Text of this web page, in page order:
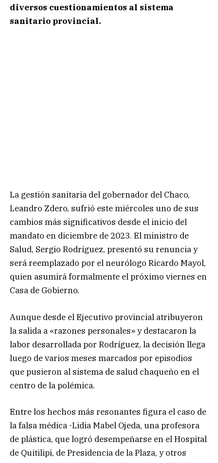
diversos cuestionamientos al sistema
sanitario provincial.
La gestión sanitaria del gobernador del Chaco,
Leandro Zdero, sufrió este miércoles uno de sus
cambios más significativos desde el inicio del
mandato en diciembre de 2023. El ministro de
Salud, Sergio Rodríguez, presentó su renuncia y
será reemplazado por el neurólogo Ricardo Mayol,
quien asumirá formalmente el próximo viernes en
Casa de Gobierno.
Aunque desde el Ejecutivo provincial atribuyeron
la salida a «razones personales» y destacaron la
labor desarrollada por Rodríguez, la decisión llega
luego de varios meses marcados por episodios
que pusieron al sistema de salud chaqueño en el
centro de la polémica.
Entre los hechos más resonantes figura el caso de
la falsa médica -Lidia Mabel Ojeda, una profesora
de plástica, que logró desempeñarse en el Hospital
de Quitilipi, de Presidencia de la Plaza, y otros